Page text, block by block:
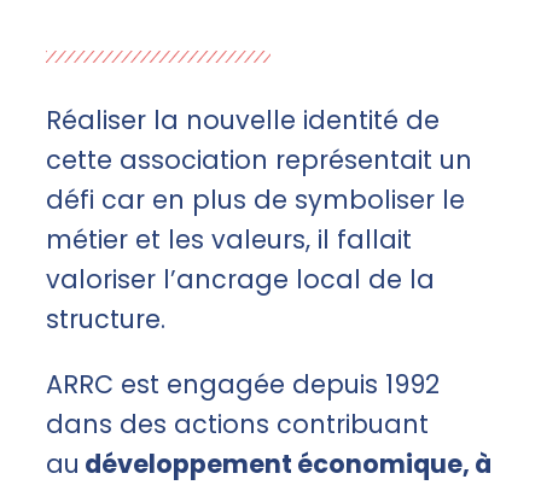
Réaliser la nouvelle identité de
cette association représentait un
défi car en plus de symboliser le
métier et les valeurs, il fallait
valoriser l’ancrage local de la
structure.
ARRC est engagée depuis 1992
dans des actions contribuant
au développement économique, à